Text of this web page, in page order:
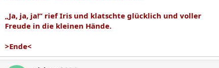
„Ja, ja, ja!“ rief Iris und klatschte glücklich und voller
Freude in die kleinen Hände.
>Ende<